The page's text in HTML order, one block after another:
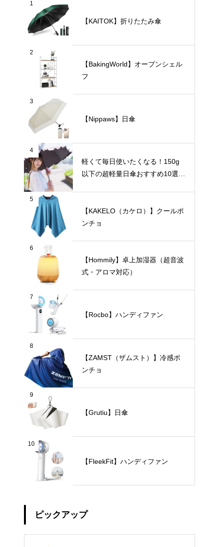
1
【KAITOK】折りたたみ傘
2
【BakingWorld】オープンシェル
フ
3
【Nippaws】日傘
4
軽くて毎日使いたくなる！150g
以下の超軽量日傘おすすめ10選
5
【KAKELO（カケロ）】クールポ
ンチョ
6
【Hommily】卓上加湿器（超音波
式・アロマ対応）
7
【Rocbo】ハンディファン
8
【ZAMST（ザムスト）】冷感ポ
ンチョ
9
【Grutiu】日傘
10
【FleekFit】ハンディファン
ピックアップ